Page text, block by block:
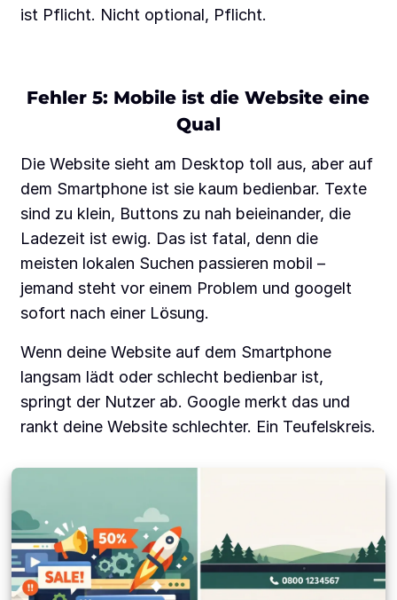
ist Pflicht. Nicht optional, Pflicht.
Fehler 5: Mobile ist die Website eine
Qual
Die Website sieht am Desktop toll aus, aber auf
dem Smartphone ist sie kaum bedienbar. Texte
sind zu klein, Buttons zu nah beieinander, die
Ladezeit ist ewig. Das ist fatal, denn die
meisten lokalen Suchen passieren mobil –
jemand steht vor einem Problem und googelt
sofort nach einer Lösung.
Wenn deine Website auf dem Smartphone
langsam lädt oder schlecht bedienbar ist,
springt der Nutzer ab. Google merkt das und
rankt deine Website schlechter. Ein Teufelskreis.